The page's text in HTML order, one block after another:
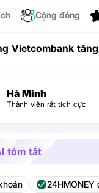
Cộng đồng
Vietcombank
Hà Minh
Thành viên rất tích cực
tóm tắt